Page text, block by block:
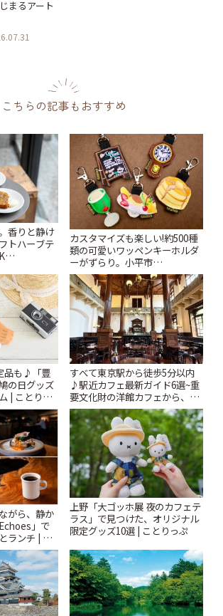
まるアート
こちらの記事もおすすめ
香りと静け
トハーブテ
カスタマイズも楽しい!約500種
類の可愛いワッペンキーホルダ
ーがずらり。小平市
「Kimamaya T&K」 | ことりっ
ぷ
品も♪「豊
の日グッズ
| ことりっ
すべて東京駅から徒歩5分以内
♪駅近カフェ最新ガイド6選~重
要文化財の洋館カフェから、改
札すぐのレトロ喫茶まで~ | こと
りっぷ
がら、静か
」で
ランチ | こ
上野「大ゴッホ展 夜のカフェテ
ラス」で見つけた、オリジナル
限定グッズ10選 | ことりっぷ